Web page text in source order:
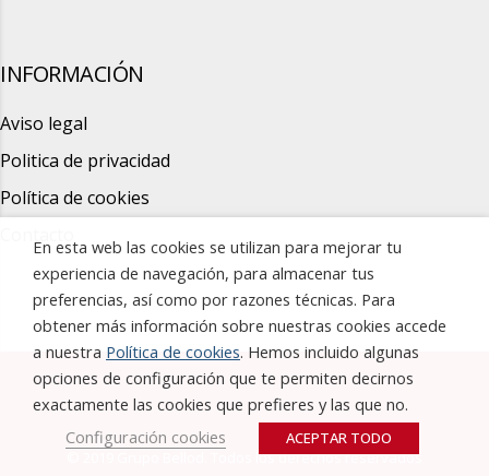
INFORMACIÓN
Aviso legal
Politica de privacidad
Política de cookies
© 2019 Grupo Bellod. Todos los derechos reservados
En esta web las cookies se utilizan para mejorar tu
experiencia de navegación, para almacenar tus
preferencias, así como por razones técnicas. Para
obtener más información sobre nuestras cookies accede
a nuestra Política de cookies. Hemos incluido algunas
opciones de configuración que te permiten decirnos
exactamente las cookies que prefieres y las que no.
Configuración cookies
ACEPTAR TODO